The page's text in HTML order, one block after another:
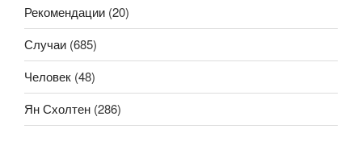
Рекомендации (20)
Случаи (685)
Человек (48)
Ян Схолтен (286)